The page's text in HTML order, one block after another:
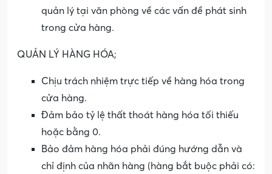
quản lý tại văn phòng về các vấn đề phát sinh
trong cửa hàng.
QUẢN LÝ HÀNG HÓA;
Chịu trách nhiệm trực tiếp về hàng hóa trong
cửa hàng.
Đảm bảo tỷ lệ thất thoát hàng hóa tối thiếu
hoặc bằng 0.
Bảo đảm hàng hóa phải đúng hướng dẫn và
chỉ định của nhãn hàng (hàng bắt buộc phải có: